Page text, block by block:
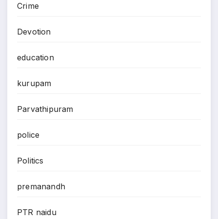
Crime
Devotion
education
kurupam
Parvathipuram
police
Politics
premanandh
PTR naidu